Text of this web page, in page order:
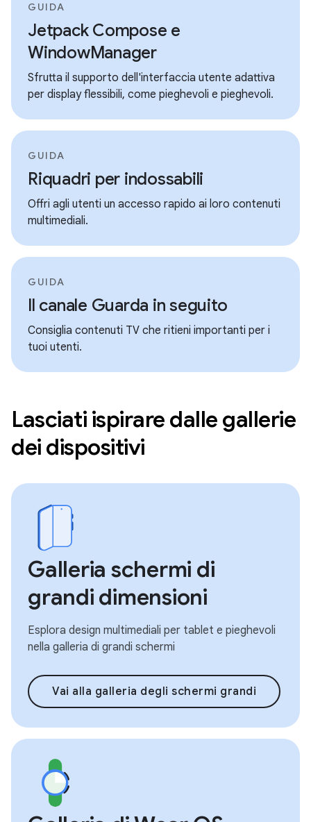
GUIDA
Jetpack Compose e
WindowManager
Sfrutta il supporto dell'interfaccia utente adattiva
per display flessibili, come pieghevoli e pieghevoli.
GUIDA
Riquadri per indossabili
Offri agli utenti un accesso rapido ai loro contenuti
multimediali.
GUIDA
Il canale Guarda in seguito
Consiglia contenuti TV che ritieni importanti per i
tuoi utenti.
Lasciati ispirare dalle gallerie
dei dispositivi
Galleria schermi di
grandi dimensioni
Esplora design multimediali per tablet e pieghevoli
nella galleria di grandi schermi
Vai alla galleria degli schermi grandi